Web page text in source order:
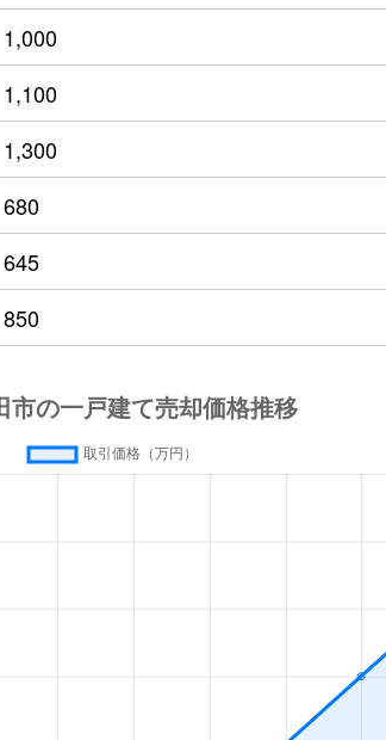
徒歩2時間 570m² 120m²
徒歩2時間 210m² 100m²
徒歩2時間 240m² 65m²
徒歩2時間 500m² 155m²
徒歩2時間 290m²
徒歩2時間 200m² 75m²
1,000
1,100
1,300
680
645
850